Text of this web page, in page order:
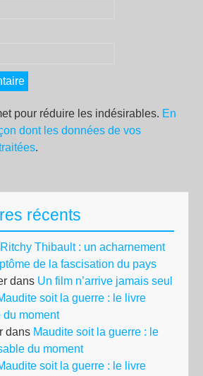
pour réduire les indésirables. En
dont les données de vos
.
récents
Ritchy Thibault : un acharnement
de la fascisation du pays
dans Un film n’arrive jamais seul
soit la guerre : le livre
moment
dans Maudite soit la guerre : le
du moment
soit la guerre : le livre